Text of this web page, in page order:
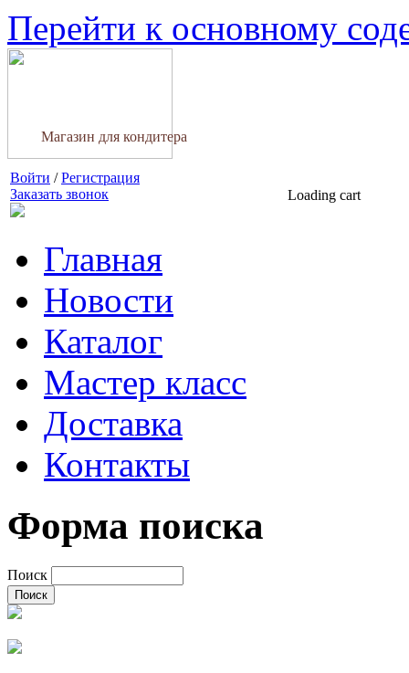
Перейти к основному
Магазин для кондитера
Войти /Регистрация
Заказать звонок
Loading cart
Главная
Новости
Каталог
Мастер класс
Доставка
Контакты
Форма поиска
Поиск